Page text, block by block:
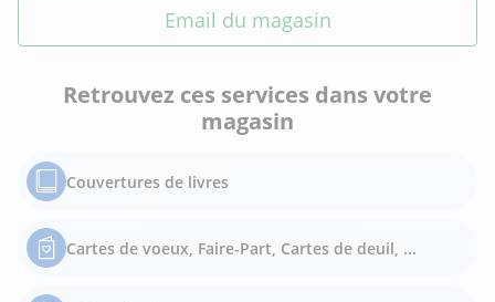
Email du magasin
Retrouvez ces services dans votre
magasin
Couvertures de livres
Cartes de voeux, Faire-Part, Cartes de deuil, ...